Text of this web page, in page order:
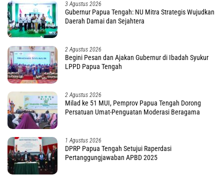
3 Agustus 2026
Gubernur Papua Tengah: NU Mitra Strategis Wujudkan
Daerah Damai dan Sejahtera
2 Agustus 2026
Begini Pesan dan Ajakan Gubernur di Ibadah Syukur
LPPD Papua Tengah
2 Agustus 2026
Milad ke 51 MUI, Pemprov Papua Tengah Dorong
Persatuan Umat-Penguatan Moderasi Beragama
1 Agustus 2026
DPRP Papua Tengah Setujui Raperdasi
Pertanggungjawaban APBD 2025